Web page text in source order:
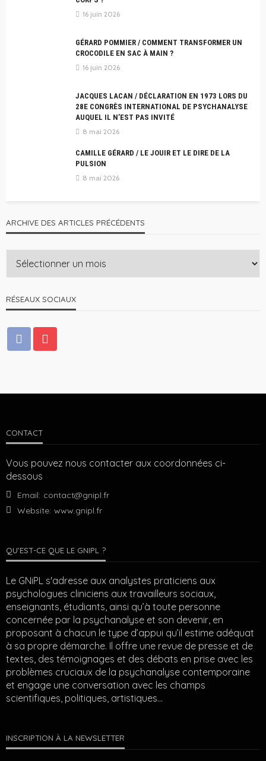
16 juin 2026
GÉRARD POMMIER / COMMENT TRANSFORMER UN
CROCODILE EN SAC À MAIN ?
16 juin 2026
JACQUES LACAN / DÉCLARATION EN 1973 LORS DU
28E CONGRÈS INTERNATIONAL DE PSYCHANALYSE
AUQUEL IL N’EST PAS INVITÉ
8 mai 2026
CAMILLE GÉRARD / LE JOUIR ET LE DIRE DE LA
PULSION
8 mai 2026
ARCHIVE DES ARTICLES PRÉCÉDENTS
RÉSEAUX SOCIAUX
CONTACT
Vous pouvez nous contacter aux coordonnées ci-
dessous
Email: contact@gnipl.fr
Website: www.gnipl.fr
QU’EST-CE QUE LE GNIPL ?
Le GNiPL s'adresse aux analystes praticiens aux
psychologues cliniciens aux travailleurs sociaux,
enseignants, étudiants, ainsi qu’à toute personne
concernée par la psychanalyse et son devenir, en
proposant à chacun le type d’appui qu’il estime adéquat
à sa propre démarche. Il offre une revue de presse et de
textes, des témoignages et des débats en prise avec les
problèmes cruciaux de la psychanalyse contemporaine
et engage une conversation avec les champs
scientifiques, politiques, artistiques…
INSCRIPTION À LA NEWSLETTER